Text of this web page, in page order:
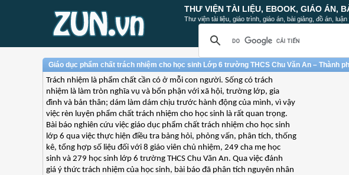
THƯ VIỆN TÀI LIỆU, EBOOK, GIÁO ÁN,
Thư viện tài liệu, giáo trình, giáo án, bài giảng, đồ án,
Giáo dục phẩm chất trách nhiệm cho học sinh Lớp 6 trường THCS Chu Văn An – Thành
Trách nhiệm là phẩm chất cần có ở mỗi con người. Sống có trách
nhiệm là làm tròn nghĩa vụ và bổn phận với xã hội, trường lớp, gia
đình và bản thân; dám làm dám chịu trước hành động của mình, vì vậy
việc rèn luyện phẩm chất trách nhiệm cho học sinh là rất quan trọng.
Bài báo nghiên cứu việc giáo dục phẩm chất trách nhiệm cho học sinh
lớp 6 qua việc thực hiện điều tra bảng hỏi, phỏng vấn, phân tích, thống
kê, tổng hợp số liệu đối với 8 giáo viên chủ nhiệm, 249 cha mẹ học
sinh và 279 học sinh lớp 6 trường THCS Chu Văn An. Qua việc đánh
giá ý thức trách nhiệm của học sinh, bài báo đã phân tích nguyên nhân